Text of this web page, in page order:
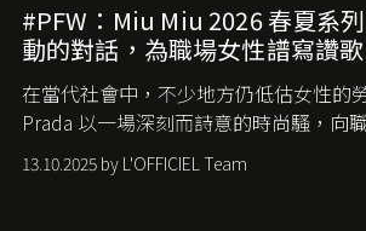
#PFW：Miu Miu 2026 春夏系
動的對話，為職場女性譜寫讚歌
在當代社會中，不少地方仍低估女性的
Prada 以一場深刻而詩意的時尚騷，向
13.10.2025 by L'OFFICIEL Team